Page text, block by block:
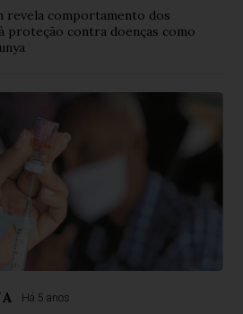
revela comportamento dos
proteção contra doenças como
Há 5 anos